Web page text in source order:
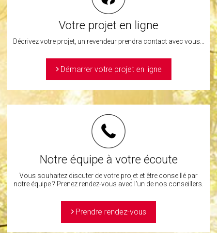
Votre projet en ligne
Décrivez votre projet, un revendeur prendra contact avec vous...
> Démarrer votre projet en ligne
Notre équipe à votre écoute
Vous souhaitez discuter de votre projet et être conseillé par
notre équipe ? Prenez rendez-vous avec l'un de nos conseillers.
> Prendre rendez-vous